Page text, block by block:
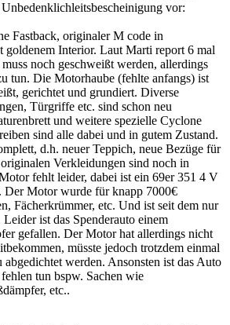
vor:
Fastback, originaler M code in
Interior. Laut Marti report 6 mal
noch geschweißt werden, allerdings
tun. Die Motorhaube (fehlte anfangs) ist
gerichtet und grundiert. Diverse
Türgriffe etc. sind schon neu
und weitere spezielle Cyclone
sind alle dabei und in gutem Zustand.
d.h. neuer Teppich, neue Bezüge für
Verkleidungen sind noch in
fehlt leider, dabei ist ein 69er 351 4 V
Der Motor wurde für knapp 7000€
Fächerkrümmer, etc. Und ist seit dem nur
ist das Spenderauto einem
gefallen. Der Motor hat allerdings nicht
müsste jedoch trotzdem einmal
werden. Ansonsten ist das Auto
tun bspw. Sachen wie
etc..